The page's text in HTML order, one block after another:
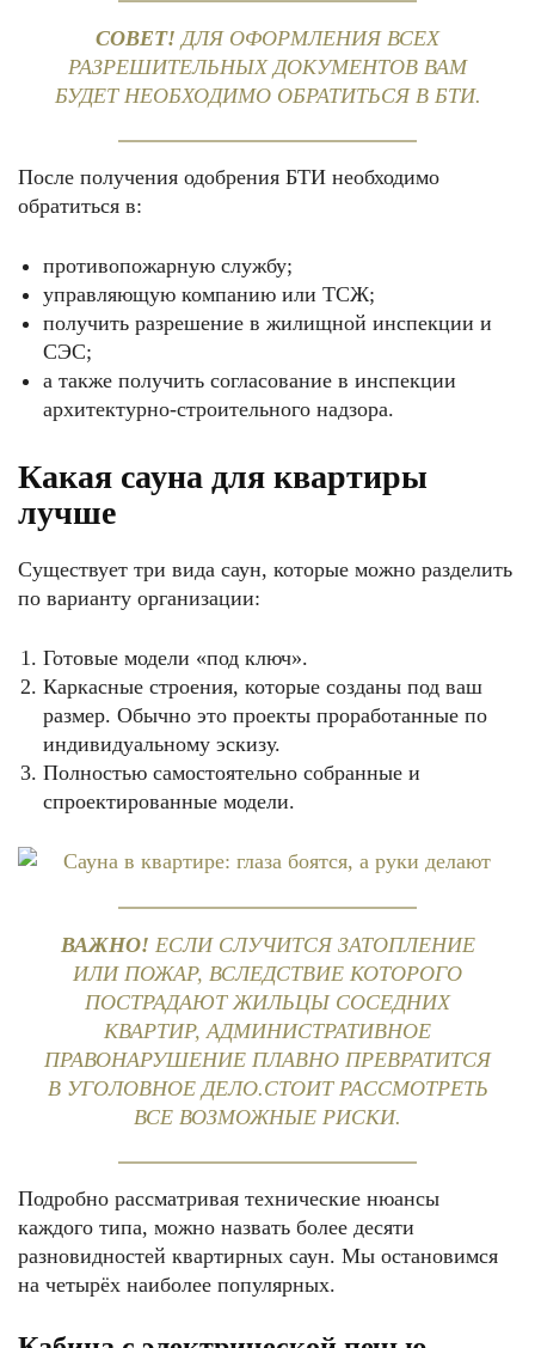
СОВЕТ! ДЛЯ ОФОРМЛЕНИЯ ВСЕХ
РАЗРЕШИТЕЛЬНЫХ ДОКУМЕНТОВ ВАМ
БУДЕТ НЕОБХОДИМО ОБРАТИТЬСЯ В БТИ.
После получения одобрения БТИ необходимо
обратиться в:
противопожарную службу;
управляющую компанию или ТСЖ;
получить разрешение в жилищной инспекции и
СЭС;
а также получить согласование в инспекции
архитектурно-строительного надзора.
Какая сауна для квартиры
лучше
Существует три вида саун, которые можно разделить
по варианту организации:
Готовые модели «под ключ».
Каркасные строения, которые созданы под ваш
размер. Обычно это проекты проработанные по
индивидуальному эскизу.
Полностью самостоятельно собранные и
спроектированные модели.
ВАЖНО! ЕСЛИ СЛУЧИТСЯ ЗАТОПЛЕНИЕ
ИЛИ ПОЖАР, ВСЛЕДСТВИЕ КОТОРОГО
ПОСТРАДАЮТ ЖИЛЬЦЫ СОСЕДНИХ
КВАРТИР, АДМИНИСТРАТИВНОЕ
ПРАВОНАРУШЕНИЕ ПЛАВНО ПРЕВРАТИТСЯ
В УГОЛОВНОЕ ДЕЛО.СТОИТ РАССМОТРЕТЬ
ВСЕ ВОЗМОЖНЫЕ РИСКИ.
Подробно рассматривая технические нюансы
каждого типа, можно назвать более десяти
разновидностей квартирных саун. Мы остановимся
на четырёх наиболее популярных.